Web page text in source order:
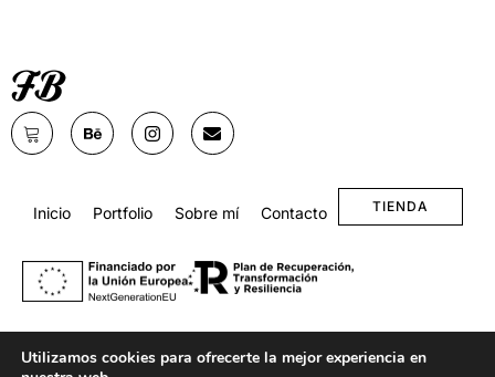
Inicio Portfolio Sobre mí Contacto TIENDA
Utilizamos cookies para ofrecerte la mejor experiencia en